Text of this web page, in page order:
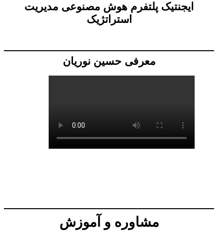
ایجنتیک پلتفرم هوش مصنوعی مدیریت
استراتژیک
معرفی حسین نوریان
مشاوره و آموزش